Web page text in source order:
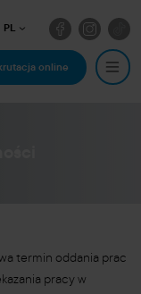
PL
online
termin oddania prac
pracy w